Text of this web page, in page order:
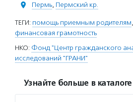
Пермь, Пермский кр.
ТЕГИ: помощь приемным родителям,
финансовая грамотность
НКО: Фонд "Центр гражданского
исследований "ГРАНИ"
Узнайте больше в